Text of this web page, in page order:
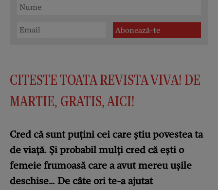
CITESTE TOATA REVISTA VIVA! DE
MARTIE, GRATIS, AICI!
Cred că sunt puțini cei care știu povestea ta
de viață. Și probabil mulți cred că ești o
femeie frumoasă care a avut mereu ușile
deschise… De câte ori te-a ajutat